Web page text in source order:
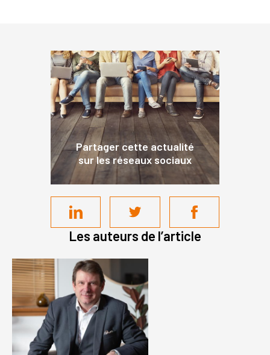
Partager cette actualité
sur les réseaux sociaux
Les auteurs de l’article